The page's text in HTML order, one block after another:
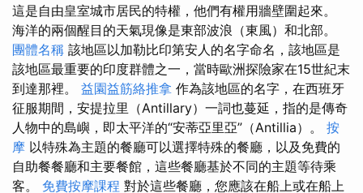
這是自由皇室城市居民的特權，他們有權用牆壁圍起來。
海洋的兩個醒目的天氣現像是東部波浪（東風）和北部。
團體名稱 該地區以加勒比印第安人的名字命名，該地區是
該地區最重要的印度群體之一，當時歐洲探險家在15世紀末
到達那裡。 益園益筋絡推拿 作為該地區的名字，在西班牙
征服期間，安提拉里（Antillary）一詞也蔓延，指的是傳奇
人物中的島嶼，即太平洋的“安蒂亞里亞”（Antillia）。 按
摩 以特殊為主題的餐廳可以選擇特殊的餐廳，以及免費的
自助餐餐廳和主要餐館，這些餐廳基於不同的主題等待乘
客。 免費按摩課程 對於這些餐廳，您應該在船上或在船上